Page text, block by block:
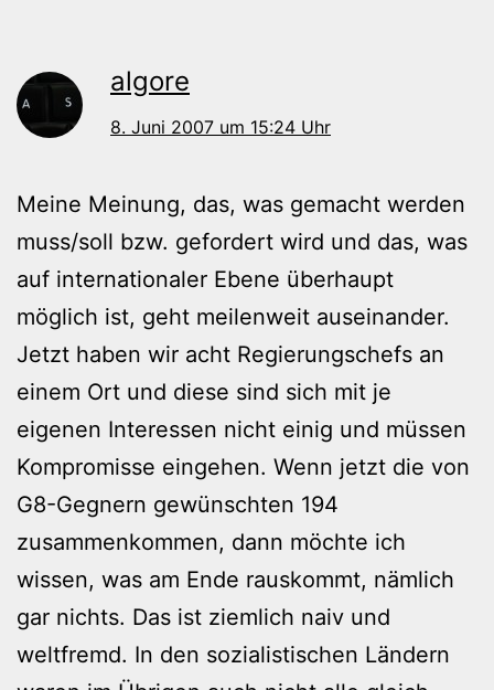
algore
8. Juni 2007 um 15:24 Uhr
Meine Meinung, das, was gemacht werden
muss/soll bzw. gefordert wird und das, was
auf internationaler Ebene überhaupt
möglich ist, geht meilenweit auseinander.
Jetzt haben wir acht Regierungschefs an
einem Ort und diese sind sich mit je
eigenen Interessen nicht einig und müssen
Kompromisse eingehen. Wenn jetzt die von
G8-Gegnern gewünschten 194
zusammenkommen, dann möchte ich
wissen, was am Ende rauskommt, nämlich
gar nichts. Das ist ziemlich naiv und
weltfremd. In den sozialistischen Ländern